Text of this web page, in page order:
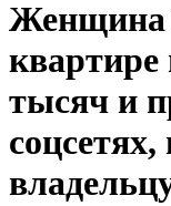
Женщина
квартире
тысяч и